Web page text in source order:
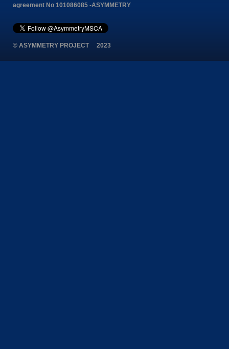
agreement No 101086085 -ASYMMETRY
© ASYMMETRY PROJECT 2023